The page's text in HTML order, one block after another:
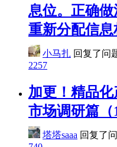
息位。正确
重新分配信息
小马扎 回复了问
2257
加更！精品
市场调研篇
塔塔saaa 回复了